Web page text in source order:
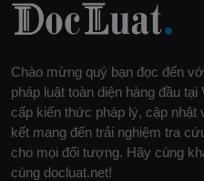
Chào mừng quý bạn đọc đến
pháp luật toàn diện hàng đầu
cấp kiến thức pháp lý, cập nhật
kết mang đến trải nghiệm tra
cho mọi đối tượng. Hãy cùng
cùng docluat.net!